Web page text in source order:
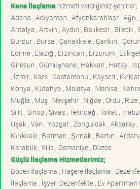
Kene İlaçlama hizmeti verdiğimiz şehirler;
Adana , Adıyaman , Afyonkarahisar , Ağrı ,
Antalya , Artvin , Aydın , Balıkesir , Bilecik ,
Burdur , Bursa , Çanakkale , Çankırı ,
Edirne , Elazığ , Erzincan , Erzurum ,
Giresun , Gümüşhane , Hakkari , Hatay ,
, İzmir , Kars , Kastamonu , Kayseri ,
Konya , Kütahya , Malatya , Manisa ,
Muğla , Muş , Nevşehir , Niğde , Ordu , Rize
Siirt , Sinop , Sivas , Tekirdağ , Tokat ,
Uşak , Van , Yozgat , Zonguldak , Aksaray
Kırıkkale , Batman , Şırnak , Bartın ,
Karabük , Kilis , Osmaniye , Düzce
Güçlü İlaçlama Hizmetlerimiz;
Böcek İlaçlama , Haşere İlaçlama ,
İlaçlama , İşyeri Dezenfekte , Ev Apartman